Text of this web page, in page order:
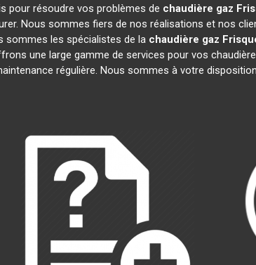
pour résoudre vos problèmes de chaudière gaz
Nous sommes fiers de nos réalisations et nos
sommes les spécialistes de la chaudière gaz
une large gamme de services pour vos
régulière. Nous sommes à votre disposition